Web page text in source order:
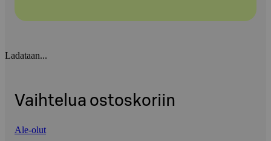
Ladataan...
Vaihtelua ostoskoriin
Ale-olut